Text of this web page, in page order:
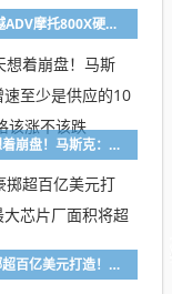
4.28万 凯越ADV摩托800X硬汉上市：号称70%越野属性
为何天天想着崩盘！马斯克：需求增速至少是供应的10倍 存储价格该涨不该跌
马斯克豪掷超百亿美元打造！全球最大芯片厂面积将超900万平